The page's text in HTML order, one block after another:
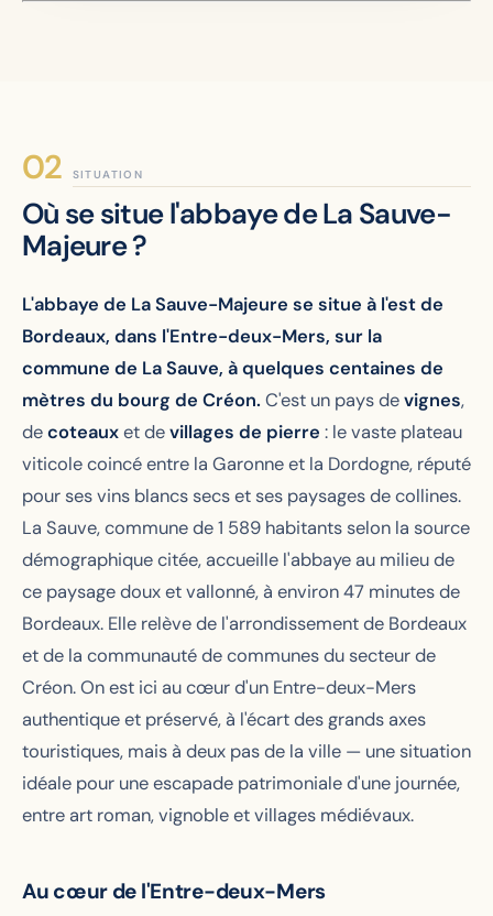
SITUATION
Où se situe l'abbaye de La Sauve-
Majeure ?
L'abbaye de La Sauve-Majeure se situe à l'est de
Bordeaux, dans l'Entre-deux-Mers, sur la
commune de La Sauve, à quelques centaines de
mètres du bourg de Créon. C'est un pays devignes,
decoteauxet devillages de pierre : le vaste plateau
viticole coincé entre la Garonne et la Dordogne, réputé
pour ses vins blancs secs et ses paysages de collines.
La Sauve, commune de 1 589 habitants selon la source
démographique citée, accueille l'abbaye au milieu de
ce paysage doux et vallonné, à environ 47 minutes de
Bordeaux. Elle relève de l'arrondissement de Bordeaux
et de la communauté de communes du secteur de
Créon. On est ici au cœur d'un Entre-deux-Mers
authentique et préservé, à l'écart des grands axes
touristiques, mais à deux pas de la ville — une situation
idéale pour une escapade patrimoniale d'une journée,
entre art roman, vignoble et villages médiévaux.
Au cœur de l'Entre-deux-Mers